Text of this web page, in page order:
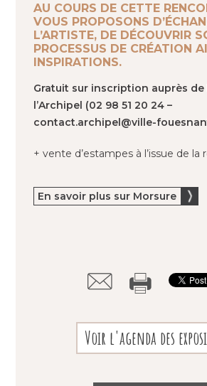
AU COURS DE CETTE
VOUS PROPOSONS
L’ARTISTE, DE DÉCOUVRIR
PROCESSUS DE CRÉATION
INSPIRATIONS.
Gratuit sur inscription auprès de
l’Archipel (02 98 51 20 24 –
contact.archipel@ville-
+ vente d’estampes à l’issue de la
En savoir plus sur Morsure
Voir l'agenda des